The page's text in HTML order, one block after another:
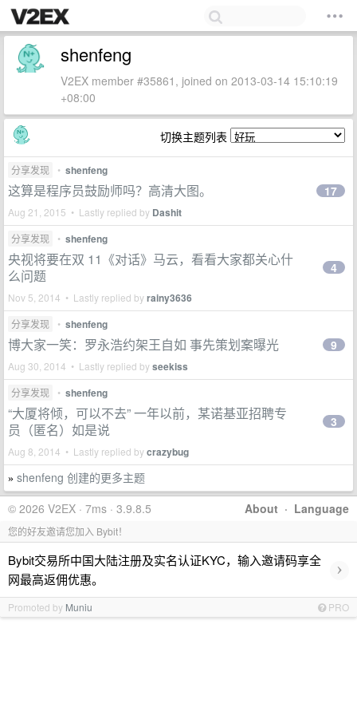
shenfeng
V2EX member #35861, joined on 2013-03-14 15:10:19
+08:00
切换主题列表
分享发现 • shenfeng
这算是程序员鼓励师吗？高清大图。
Aug 21, 2015 • Lastly replied by Dashit
17
分享发现 • shenfeng
央视将要在双 11《对话》马云，看看大家都关心什
么问题
Nov 5, 2014 • Lastly replied byrainy3636
4
分享发现 • shenfeng
博大家一笑：罗永浩约架王自如 事先策划案曝光
Aug 30, 2014 • Lastly replied byseekiss
9
分享发现 • shenfeng
“大厦将倾，可以不去” 一年以前，某诺基亚招聘专
员（匿名）如是说
Aug 8, 2014 • Lastly replied bycrazybug
3
» shenfeng 创建的更多主题
About · Language
© 2026 V2EX · 7ms · 3.9.8.5
您的好友邀请您加入 Bybit！
Bybit交易所中国大陆注册及实名认证KYC，输入邀请码享全
网最高返佣优惠。
›
Promoted by Muniu PRO